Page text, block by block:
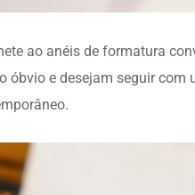
ao anéis de formatura
óbvio e desejam seguir